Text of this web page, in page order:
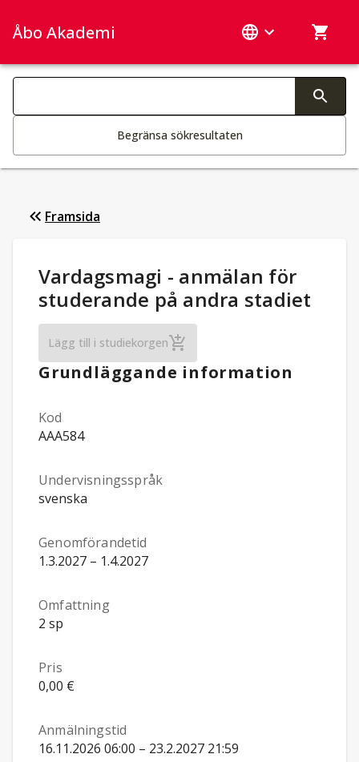
Åbo Akademi
Sök­kategorier
Begränsa sökresultaten
Framsida
Studieuppgifter:
Vardagsmagi - anmälan för
studerande på andra stadiet
Lägg till i studiekorgenVardagsmagi - anmälan för studerande
Grundläggande information
Kod
AAA584
Undervisningsspråk
svenska
Genomförandetid
1.3.2027 – 1.4.2027
Omfattning
2 sp
Pris
0,00 €
Anmälningstid
16.11.2026 06:00 – 23.2.2027 21:59